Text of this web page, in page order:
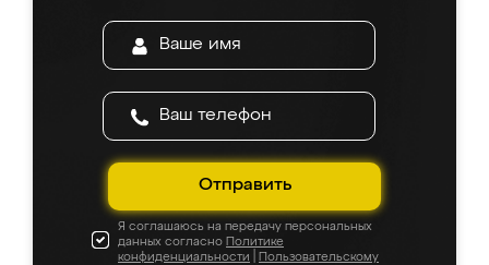
Отправить
Я соглашаюсь на передачу персональных
данных согласно Политике
конфиденциальности
Пользовательскому